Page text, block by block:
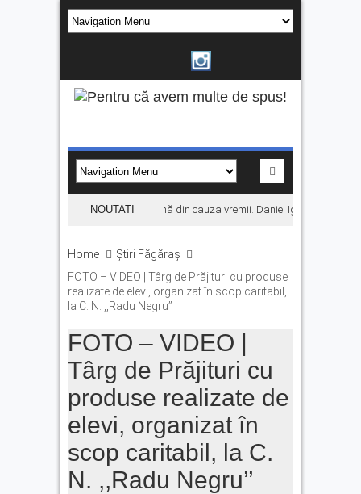
NOUTATI
Concertul KLUMEA se amână din cauza vremii. Daniel Ignat și Titi
Home
Știri Făgăraș
FOTO – VIDEO | Târg de Prăjituri cu produse
realizate de elevi, organizat în scop caritabil,
la C. N. ,,Radu Negru’’
FOTO – VIDEO |
Târg de Prăjituri cu
produse realizate de
elevi, organizat în
scop caritabil, la C.
N. ,,Radu Negru’’